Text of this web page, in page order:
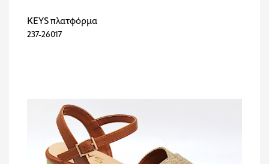
KEYS πλατφόρμα
237-26017